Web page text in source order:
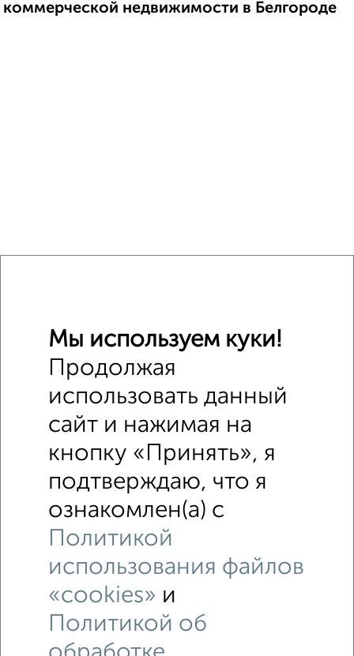
коммерческой недвижимости в Белгороде
Мы используем куки!
Продолжая
использовать данный
сайт и нажимая на
кнопку «Принять», я
подтверждаю, что я
ознакомлен(а) с
Политикой
использования файлов
«cookies» и
Политикой об